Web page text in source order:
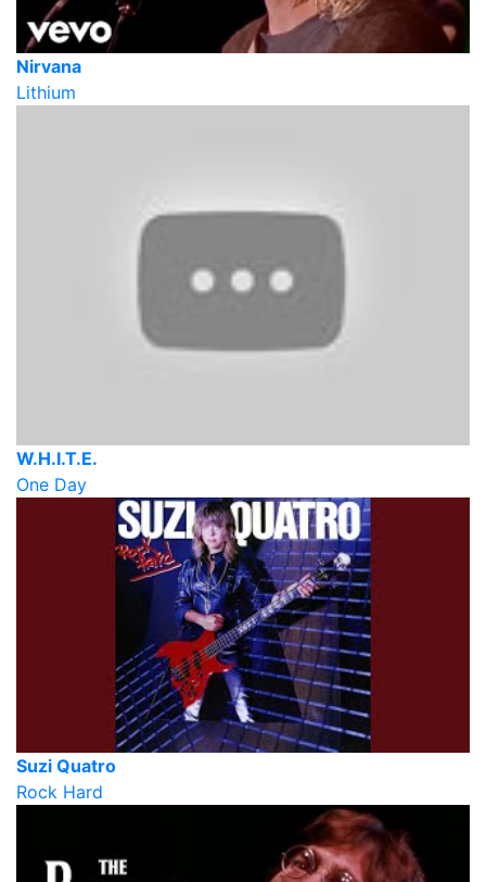
Nirvana
Lithium
W.H.I.T.E.
One Day
Suzi Quatro
Rock Hard